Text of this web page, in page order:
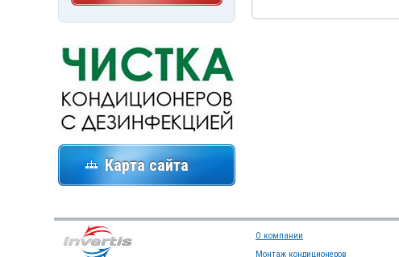
Карта сайта
О компании
Монтаж кондиционеров